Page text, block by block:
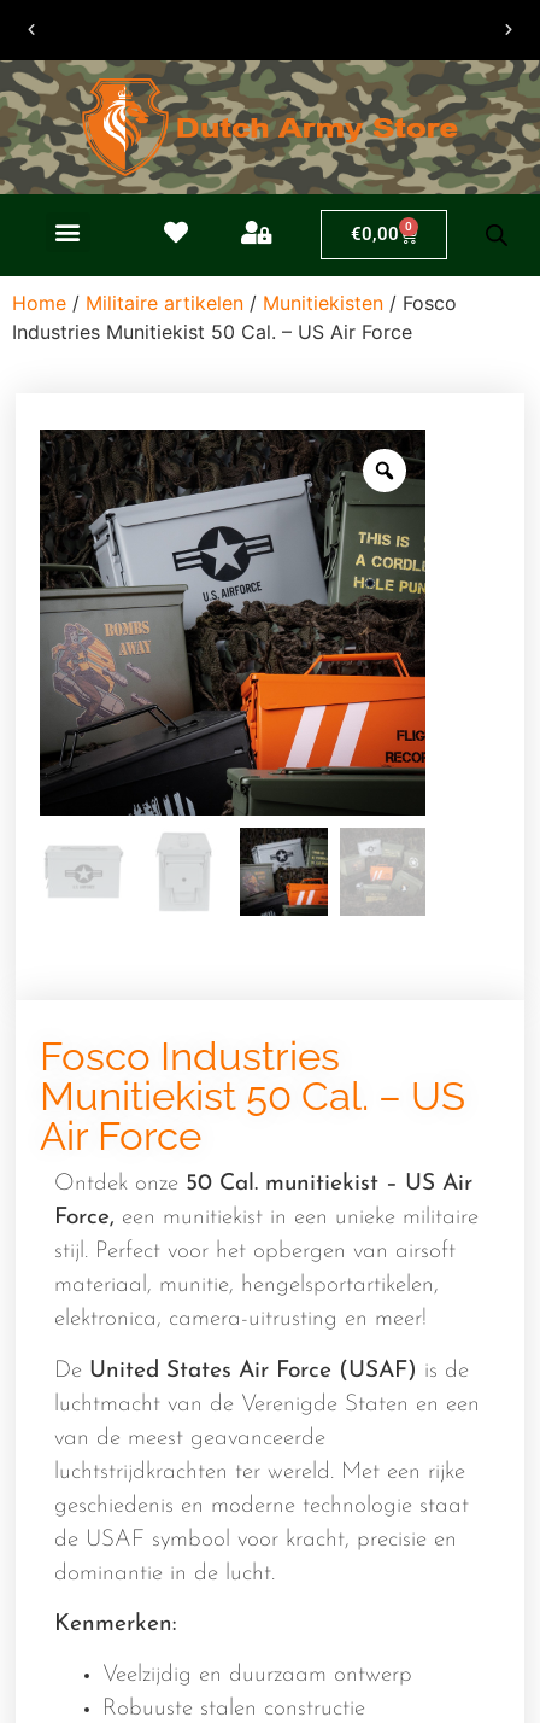
30 dagen
retouren
€0,00 0
Home / Militaire artikelen / Munitiekisten / Fosco
Industries Munitiekist 50 Cal. – US Air Force
Fosco Industries
Munitiekist 50 Cal. – US
Air Force
Ontdek onze 50 Cal. munitiekist – US Air
Force, een munitiekist in een unieke militaire
stijl. Perfect voor het opbergen van airsoft
materiaal, munitie, hengelsportartikelen,
elektronica, camera-uitrusting en meer!
De United States Air Force (USAF) is de
luchtmacht van de Verenigde Staten en een
van de meest geavanceerde
luchtstrijdkrachten ter wereld. Met een rijke
geschiedenis en moderne technologie staat
de USAF symbool voor kracht, precisie en
dominantie in de lucht.
Kenmerken:
Veelzijdig en duurzaam ontwerp
Robuuste stalen constructie